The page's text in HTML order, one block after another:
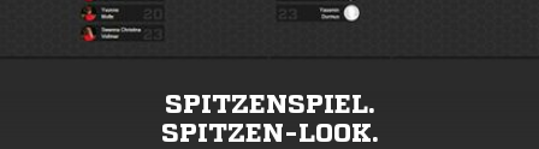
SPITZENSPIEL.
SPITZEN-LOOK.